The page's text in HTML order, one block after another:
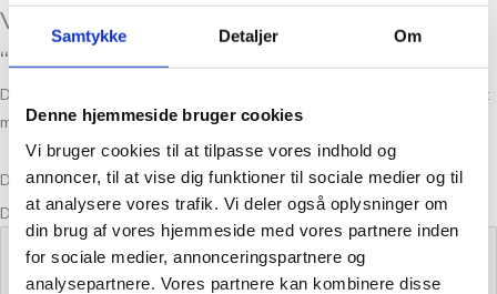
Samtykke Detaljer Om
Denne hjemmeside bruger cookies
Vi bruger cookies til at tilpasse vores indhold og
annoncer, til at vise dig funktioner til sociale medier og til
at analysere vores trafik. Vi deler også oplysninger om
din brug af vores hjemmeside med vores partnere inden
for sociale medier, annonceringspartnere og
analysepartnere. Vores partnere kan kombinere disse
Vær den første til at anmelde
“Håndværksgarn Hvid 01”
Din e-mailadresse vil ikke blive publiceret.
Krævede felter er markeret
med*
Din bedømmelse
Din anmeldelse*